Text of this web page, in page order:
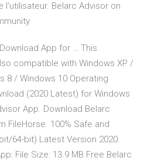
l'utilisateur. Belarc Advisor on
App for … This
compatible with Windows XP /
8 / Windows 10 Operating
(2020 Latest) for Windows
App. Download Belarc
FileHorse. 100% Safe and
64-bit) Latest Version 2020.
File Size: 13.9 MB Free Belarc